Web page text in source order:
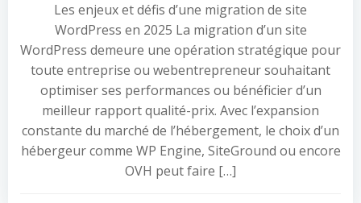
Les enjeux et défis d’une migration de site
WordPress en 2025 La migration d’un site
WordPress demeure une opération stratégique pour
toute entreprise ou webentrepreneur souhaitant
optimiser ses performances ou bénéficier d’un
meilleur rapport qualité-prix. Avec l’expansion
constante du marché de l’hébergement, le choix d’un
hébergeur comme WP Engine, SiteGround ou encore
OVH peut faire […]